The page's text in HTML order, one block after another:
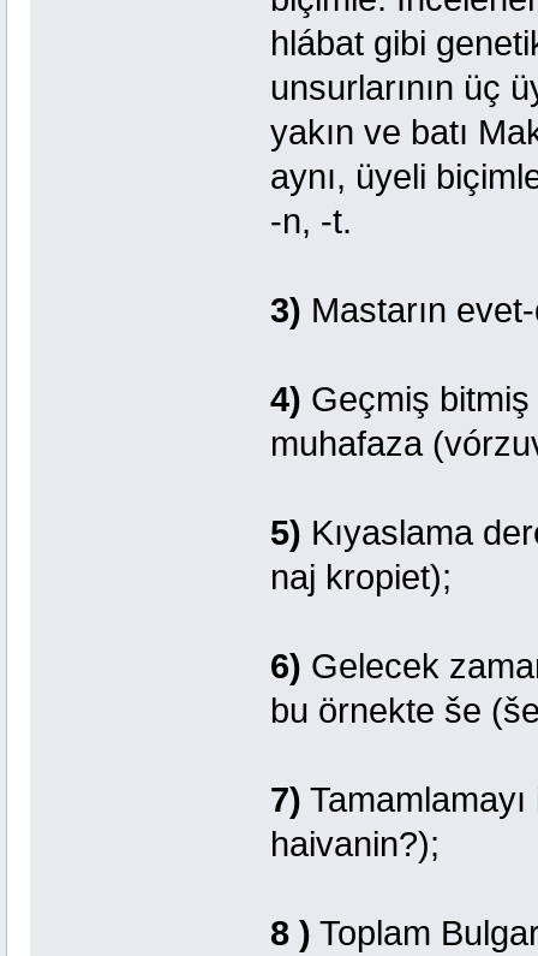
hlábat gibi
unsurlarının üç
yakın ve batı
aynı, üyeli
-n, -t.
3) Mastarın
4) Geçmiş
muhafaza
5) Kıyaslama
naj kropiet);
6) Gelecek
bu örnekte še
7)
haivanin?);
8 ) Toplam